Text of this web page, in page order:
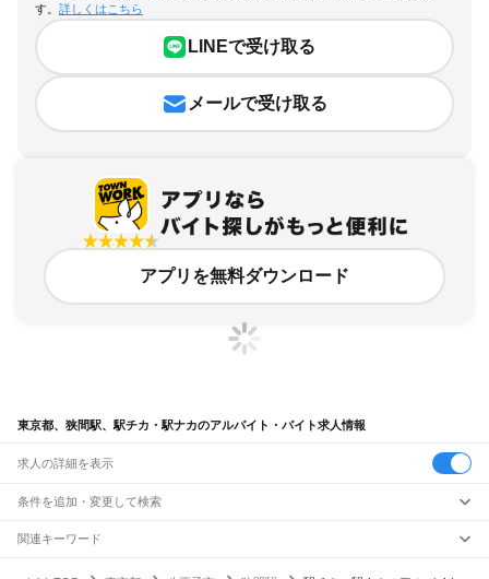
す。 詳しくはこちら
LINEで受け取る
メールで受け取る
アプリを無料ダウンロード
東京都、狭間駅、駅チカ・駅ナカのアルバイト・バイト求人情報
求人の詳細を表示
条件を追加・変更して検索
市区町村を追加・変更
駅を追加・変更
関連キーワード